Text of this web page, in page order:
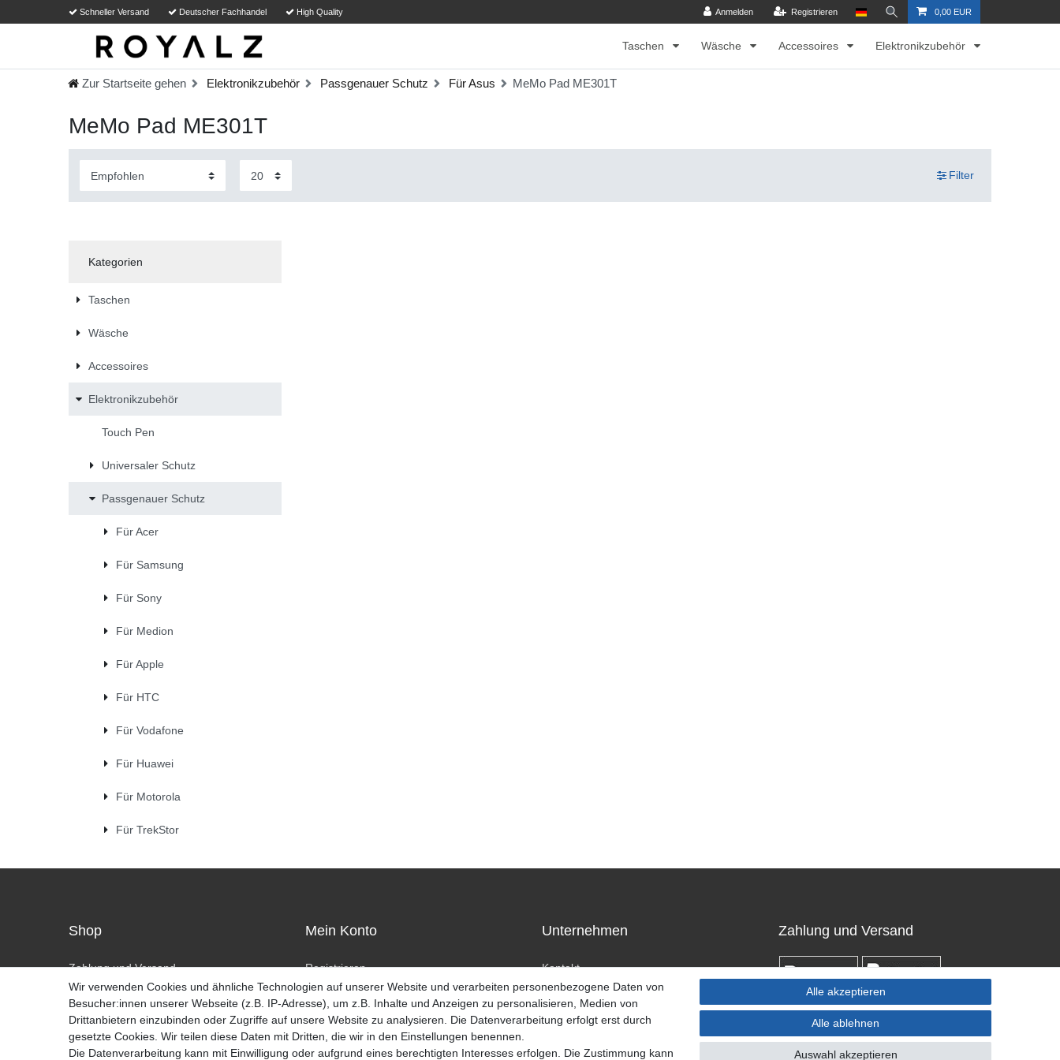
Schneller Versand Deutscher Fachhandel High Quality Anmelden Registrieren 0,00 EUR
Taschen Wäsche Accessoires Elektronikzubehör
Zur Startseite gehen Elektronikzubehör Passgenauer Schutz Für Asus MeMo Pad ME301T
MeMo Pad ME301T
Filter
Kategorien
Taschen
Wäsche
Accessoires
Elektronikzubehör
Touch Pen
Universaler Schutz
Passgenauer Schutz
Für Acer
Für Samsung
Für Sony
Für Medion
Für Apple
Für HTC
Für Vodafone
Für Huawei
Für Motorola
Für TrekStor
Shop
Zahlung und Versand
Widerrufsrecht
Widerrufsformular
Hilfe
Mein Konto
Registrieren
Anmelden
Unternehmen
Kontakt
Datenschutzerklärung
AGB Kundeninformationen
Impressum
Zahlung und Versand
Wir verwenden Cookies und ähnliche Technologien auf unserer Website und verarbeiten personenbezogene Daten von
Besucher:innen unserer Webseite (z.B. IP-Adresse), um z.B. Inhalte und Anzeigen zu personalisieren, Medien von
Drittanbietern einzubinden oder Zugriffe auf unsere Website zu analysieren. Die Datenverarbeitung erfolgt erst durch
gesetzte Cookies. Wir teilen diese Daten mit Dritten, die wir in den Einstellungen benennen.
Die Datenverarbeitung kann mit Einwilligung oder aufgrund eines berechtigten Interesses erfolgen. Die Zustimmung kann
Alle akzeptieren
Alle ablehnen
Auswahl akzeptieren